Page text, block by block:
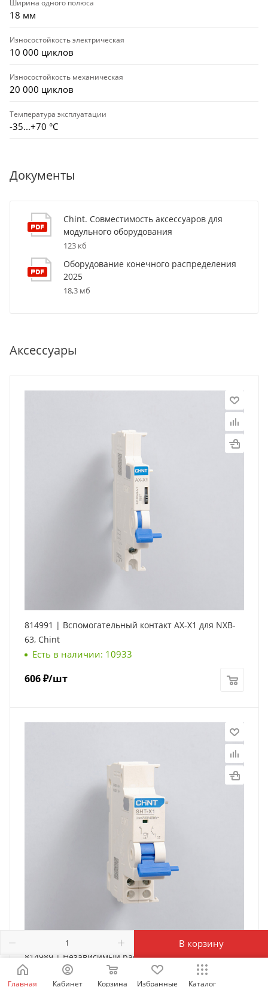
В корзину
Ширина одного полюса
18 мм
Износостойкость электрическая
10 000 циклов
Износостойкость механическая
20 000 циклов
Температура эксплуатации
-35...+70 °С
Документы
Chint. Совместимость аксессуаров для
модульного оборудования
123 кб
Оборудование конечного распределения
2025
18,3 мб
Аксессуары
814991 | Вспомогательный контакт AX-X1 для NXB-
63, Chint
Есть в наличии: 10933
606₽/шт
814989 | Независимый расцепитель SHT-X1 AC
230/400В для NXB-63, Chint
Главная Кабинет Корзина Избранные Каталог